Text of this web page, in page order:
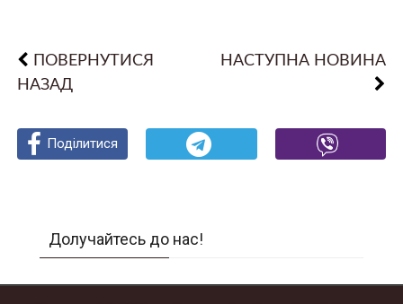
ПОВЕРНУТИСЯ
НАЗАД
НАСТУПНА НОВИНА
Поділитися
Поділитися
Поділитися
Долучайтесь до нас!